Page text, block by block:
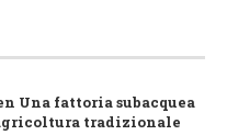
Una fattoria subacquea
tradizionale